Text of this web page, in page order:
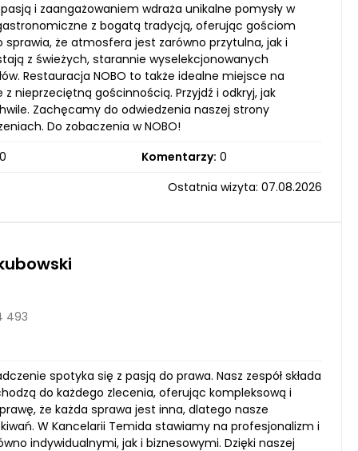
i zaangażowaniem wdraża unikalne pomysły w
z bogatą tradycją, oferując gościom
że atmosfera jest zarówno przytulna, jak i
z świeżych, starannie wyselekcjonowanych
Restauracja NOBO to także idealne miejsce na
nieprzeciętną gościnnością. Przyjdź i odkryj, jak
Zachęcamy do odwiedzenia naszej strony
Do zobaczenia w NOBO!
0 Komentarzy: 0
Ostatnia wizyta: 07.08.2026
493
spotyka się z pasją do prawa. Nasz zespół składa
do każdego zlecenia, oferując kompleksową i
że każda sprawa jest inna, dlatego nasze
W Kancelarii Temida stawiamy na profesjonalizm i
indywidualnymi, jak i biznesowymi. Dzięki naszej